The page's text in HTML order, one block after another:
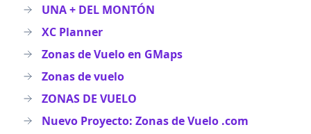
UNA + DEL MONTÓN
XC Planner
Zonas de Vuelo en GMaps
Zonas de vuelo
ZONAS DE VUELO
Nuevo Proyecto: Zonas de Vuelo .com